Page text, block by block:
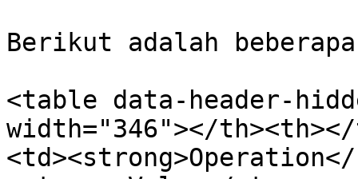
Berikut adalah
<table data-header-
width="346"></